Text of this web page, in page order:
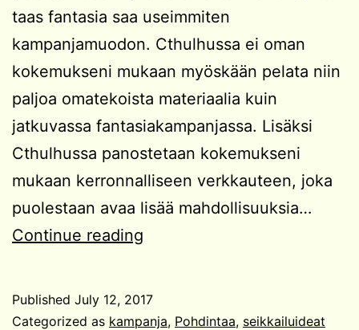
taas fantasia saa useimmiten
kampanjamuodon. Cthulhussa ei oman
kokemukseni mukaan myöskään pelata niin
paljoa omatekoista materiaalia kuin
jatkuvassa fantasiakampanjassa. Lisäksi
Cthulhussa panostetaan kokemukseni
mukaan kerronnalliseen verkkauteen, joka
puolestaan avaa lisää mahdollisuuksia…
Continue reading
eroista
Published July 12, 2017
Categorized as kampanja, Pohdintaa, seikkailuideat